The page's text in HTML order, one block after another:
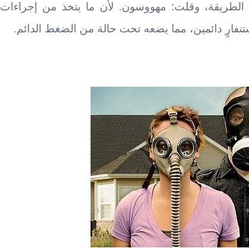
الطريقة، وقلت: مهووسون. لأن ما يتخذ من إجراءات
دائمين، مما يضعه تحت حالة من الضغط الدائم.